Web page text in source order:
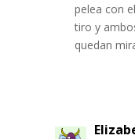
pelea con
tiro y
quedan